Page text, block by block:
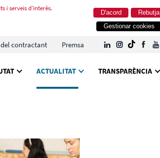
i serveis d’interès.
Rebutja
D'acord
Gestionar cookies
contractant Premsa
ACTUALITAT TRANSPARÈNCIA